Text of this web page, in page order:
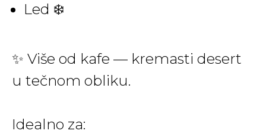
Led ❄️
✨ Više od kafe — kremasti desert
u tečnom obliku.
Idealno za: